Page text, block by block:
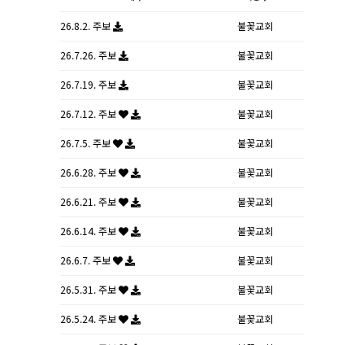
26.8.2. 주보 불꽃교회
26.7.26. 주보 불꽃교회
26.7.19. 주보 불꽃교회
26.7.12. 주보 불꽃교회
26.7.5. 주보 불꽃교회
26.6.28. 주보 불꽃교회
26.6.21. 주보 불꽃교회
26.6.14. 주보 불꽃교회
26.6.7. 주보 불꽃교회
26.5.31. 주보 불꽃교회
26.5.24. 주보 불꽃교회